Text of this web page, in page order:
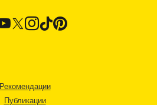
Рекомендации
Публикации